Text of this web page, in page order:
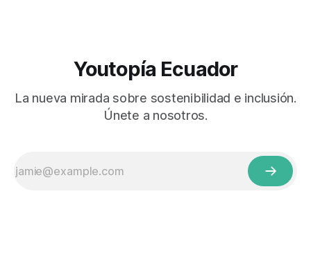
Youtopía Ecuador
La nueva mirada sobre sostenibilidad e inclusión.
Únete a nosotros.